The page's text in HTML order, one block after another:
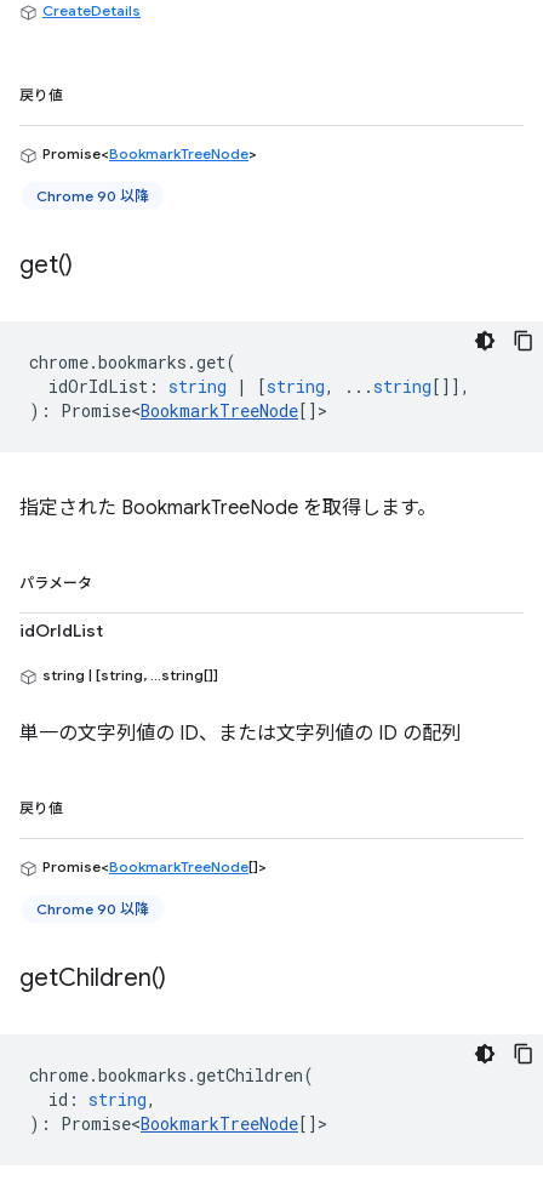
CreateDetails
戻り値
Promise<BookmarkTreeNode>
Chrome 90 以降
get()
chrome.bookmarks .get(
idOrIdList : string | [string, ...string []],
) : Promise<BookmarkTreeNode [] >
指定された BookmarkTreeNode を取得します。
パラメータ
idOrIdList
string | [string, ...string[]]
単一の文字列値の ID、または文字列値の ID の配列
戻り値
Promise<BookmarkTreeNode[]>
Chrome 90 以降
getChildren()
chrome.bookmarks .getChildren(
id : string,
) : Promise<BookmarkTreeNode [] >